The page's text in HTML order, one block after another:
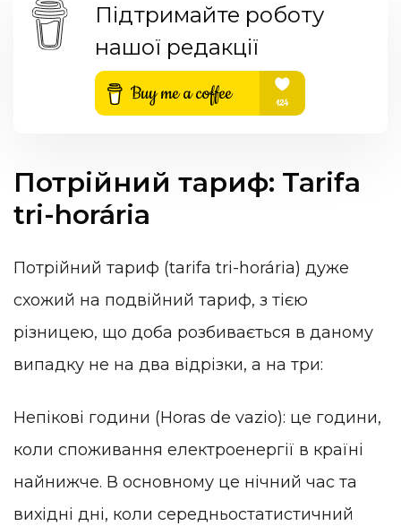
Підтримайте роботу
нашої редакції
Потрійний тариф: Tarifa
tri-horária
Потрійний тариф (tarifa tri-horária) дуже
схожий на подвійний тариф, з тією
різницею, що доба розбивається в даному
випадку не на два відрізки, а на три:
Непікові години (Horas de vazio): це години,
коли споживання електроенергії в країні
найнижче. В основному це нічний час та
вихідні дні, коли середньостатистичний